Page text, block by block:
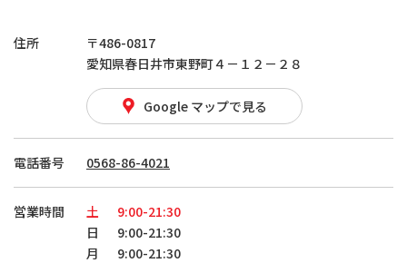
住所
〒486-0817
愛知県春日井市東野町４－１２－２８
Google マップで見る
電話番号 0568-86-4021
営業時間 土
9:00-21:30
日
9:00-21:30
月
9:00-21:30